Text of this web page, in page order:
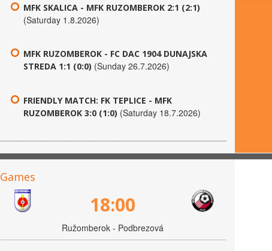
MFK SKALICA - MFK RUZOMBEROK 2:1 (2:1)
(Saturday 1.8.2026)
MFK RUZOMBEROK - FC DAC 1904 DUNAJSKA
STREDA 1:1 (0:0) (Sunday 26.7.2026)
FRIENDLY MATCH: FK TEPLICE - MFK
RUZOMBEROK 3:0 (1:0) (Saturday 18.7.2026)
Games
18:00
Ružomberok - Podbrezová